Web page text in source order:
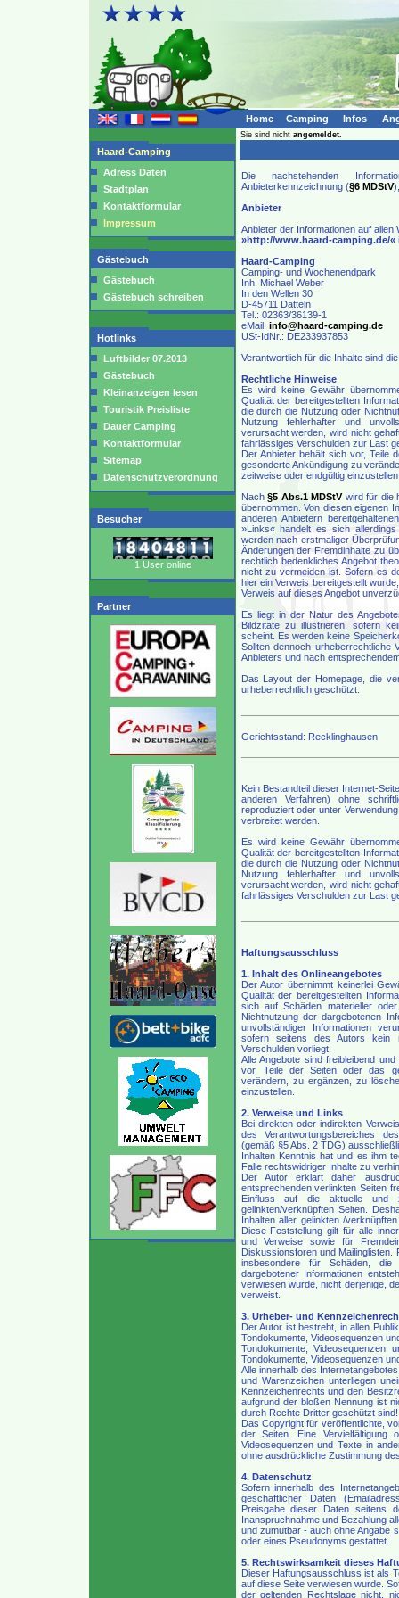
Home Camping Infos
Haard-Camping
Adress Daten
Stadtplan
Kontaktformular
Impressum
Gästebuch
Gästebuch
Gästebuch schreiben
Hotlinks
Luftbilder 07.2013
Gästebuch
Kleinanzeigen lesen
Touristik Preisliste
Dauer Camping
Kontaktformular
Sitemap
Datenschutzverordnung
Besucher
1 User online
Partner
Sie sind nicht angemeldet.
Die nachstehenden
Anbieterkennzeichnung (§6 MDStV
Anbieter
Anbieter der Informationen auf allen
»http://www.haard-camping.de/«
Haard-Camping
Camping- und Wochenendpark
Inh. Michael Weber
In den Wellen 30
D-45711 Datteln
Tel.: 02363/36139-1
eMail: info@haard-camping.de
USt-IdNr.: DE233937853
Verantwortlich für die Inhalte sind
Rechtliche Hinweise
Es wird keine Gewähr
Qualität der bereitgestellten
die durch die Nutzung oder
Nutzung fehlerhafter und
verursacht werden, wird nicht
fahrlässiges Verschulden zur Last
Der Anbieter behält sich vor, Teile
gesonderte Ankündigung zu
zeitweise oder endgültig
Nach §5 Abs.1 MDStVwird für die
übernommen. Von diesen eigenen
anderen Anbietern
»Links« handelt es sich
werden nach erstmaliger
Änderungen der Fremdinhalte zu
rechtlich bedenkliches Angebot
nicht zu vermeiden ist. Sofern es
hier ein Verweis bereitgestellt
Verweis auf dieses Angebot
Es liegt in der Natur des
Bildzitate zu illustrieren, sofern
scheint. Es werden keine
Sollten dennoch urheberrechtliche
Anbieters und nach
Das Layout der Homepage, die
urheberrechtlich geschützt.
Gerichtsstand: Recklinghausen
Kein Bestandteil dieser Internet-
anderen Verfahren) ohne
reproduziert oder unter
verbreitet werden.
Es wird keine Gewähr
Qualität der bereitgestellten
die durch die Nutzung oder
Nutzung fehlerhafter und
verursacht werden, wird nicht
fahrlässiges Verschulden zur Last
Haftungsausschluss
1. Inhalt des Onlineangebotes
Der Autor übernimmt keinerlei
Qualität der bereitgestellten
sich auf Schäden materieller
Nichtnutzung der dargebotenen
unvollständiger Informationen
sofern seitens des Autors kein
Verschulden vorliegt.
Alle Angebote sind freibleibend
vor, Teile der Seiten oder das
verändern, zu ergänzen, zu
einzustellen.
2. Verweise und Links
Bei direkten oder indirekten
des Verantwortungsbereiches
(gemäß §5 Abs. 2 TDG)
Inhalten Kenntnis hat und es ihm
Falle rechtswidriger Inhalte zu
Der Autor erklärt daher
entsprechenden verlinkten Seiten
Einfluss auf die aktuelle und
gelinkten/verknüpften Seiten.
Inhalten aller gelinkten /
Diese Feststellung gilt für alle
und Verweise sowie für
Diskussionsforen und Mailinglisten.
insbesondere für Schäden,
dargebotener Informationen
verwiesen wurde, nicht derjenige,
verweist.
3. Urheber- und
Der Autor ist bestrebt, in allen
Tondokumente, Videosequenzen
Tondokumente,
Tondokumente, Videosequenzen
Alle innerhalb des
und Warenzeichen unterliegen
Kennzeichenrechts und den
aufgrund der bloßen Nennung ist
durch Rechte Dritter geschützt sind!
Das Copyright für veröffentlichte,
der Seiten. Eine Vervielfältigung
Videosequenzen und Texte in
ohne ausdrückliche Zustimmung
4. Datenschutz
Sofern innerhalb des
geschäftlicher Daten
Preisgabe dieser Daten seitens
Inanspruchnahme und Bezahlung
und zumutbar - auch ohne Angabe
oder eines Pseudonyms gestattet.
5. Rechtswirksamkeit dieses
Dieser Haftungsausschluss ist als
auf diese Seite verwiesen wurde.
der geltenden Rechtslage nicht,